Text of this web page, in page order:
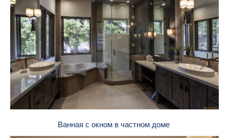
Ванная с окном в частном доме